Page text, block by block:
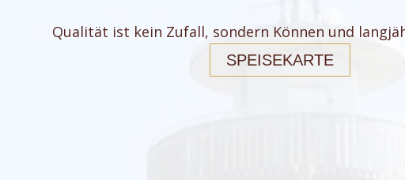
Qualität ist kein Zufall, sondern Können und
SPEISEKARTE